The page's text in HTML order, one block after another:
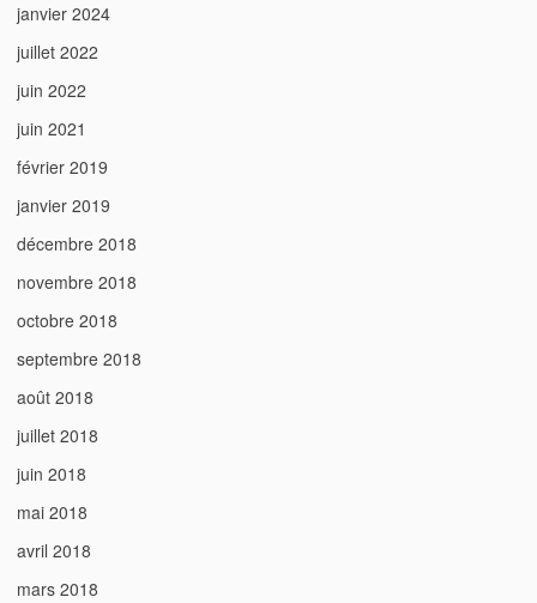
janvier 2024
juillet 2022
juin 2022
juin 2021
février 2019
janvier 2019
décembre 2018
novembre 2018
octobre 2018
septembre 2018
août 2018
juillet 2018
juin 2018
mai 2018
avril 2018
mars 2018